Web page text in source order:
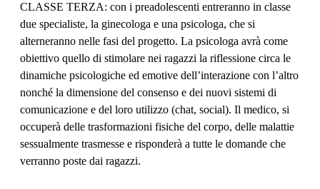
CLASSE TERZA: con i preadolescenti entreranno in classe
due specialiste, la ginecologa e una psicologa, che si
alterneranno nelle fasi del progetto. La psicologa avrà come
obiettivo quello di stimolare nei ragazzi la riflessione circa le
dinamiche psicologiche ed emotive dell’interazione con l’altro
nonché la dimensione del consenso e dei nuovi sistemi di
comunicazione e del loro utilizzo (chat, social). Il medico, si
occuperà delle trasformazioni fisiche del corpo, delle malattie
sessualmente trasmesse e risponderà a tutte le domande che
verranno poste dai ragazzi.